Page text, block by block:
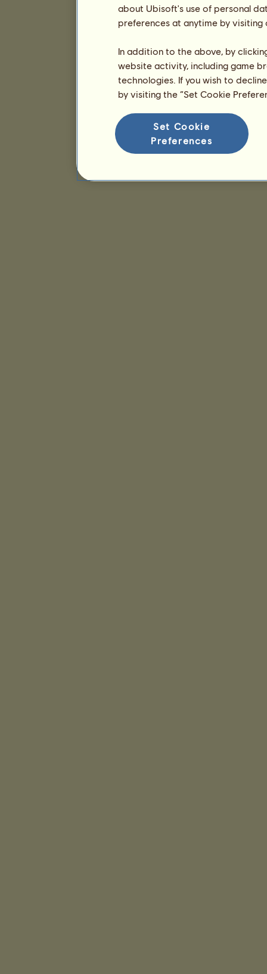
about Ubisoft's use of personal
preferences at anytime by
In addition to the above, by
website activity, including game
technologies. If you wish to
by visiting the “Set Cookie
Set Cookie
Preferences